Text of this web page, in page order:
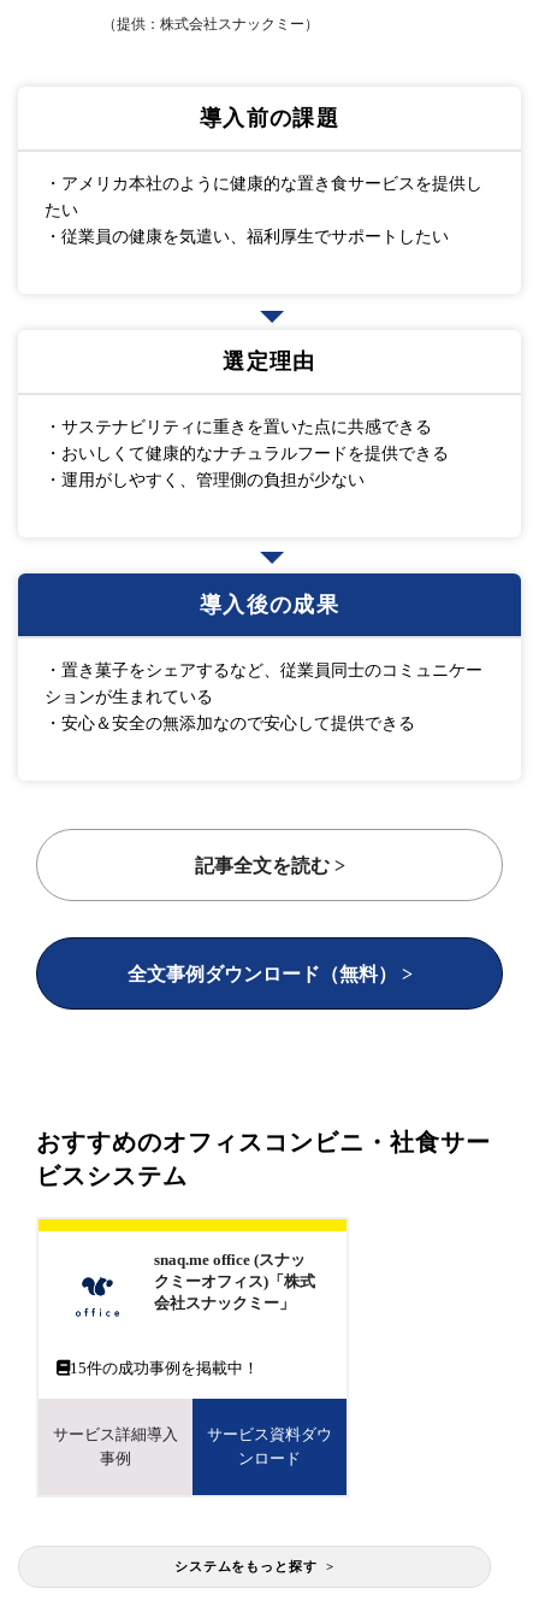
（提供：株式会社スナックミー）
導入前の課題
・アメリカ本社のように健康的な置き食サービスを提供し
たい
・従業員の健康を気遣い、福利厚生でサポートしたい
選定理由
・サステナビリティに重きを置いた点に共感できる
・おいしくて健康的なナチュラルフードを提供できる
・運用がしやすく、管理側の負担が少ない
導入後の成果
・置き菓子をシェアするなど、従業員同士のコミュニケー
ションが生まれている
・安心＆安全の無添加なので安心して提供できる
記事全文を読む >
全文事例ダウンロード（無料） >
おすすめのオフィスコンビニ・社食サー
ビスシステム
snaq.me office (スナッ
クミーオフィス)「株式
会社スナックミー」
15件の成功事例を掲載中！
サービス詳細導入
事例
サービス資料ダウ
ンロード
システムをもっと探す >